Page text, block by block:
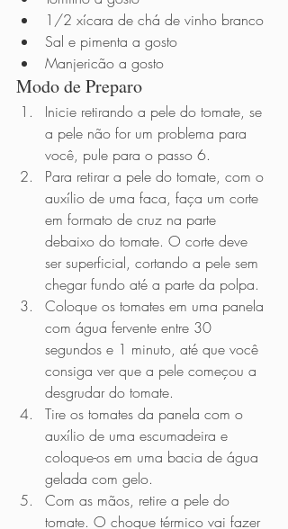
1/2 xícara de chá de vinho branco
Sal e pimenta a gosto
Manjericão a gosto
Modo de Preparo
Inicie retirando a pele do tomate, se
a pele não for um problema para
você, pule para o passo 6.
Para retirar a pele do tomate, com o
auxílio de uma faca, faça um corte
em formato de cruz na parte
debaixo do tomate. O corte deve
ser superficial, cortando a pele sem
chegar fundo até a parte da polpa.
Coloque os tomates em uma panela
com água fervente entre 30
segundos e 1 minuto, até que você
consiga ver que a pele começou a
desgrudar do tomate.
Tire os tomates da panela com o
auxílio de uma escumadeira e
coloque-os em uma bacia de água
gelada com gelo.
Com as mãos, retire a pele do
tomate. O choque térmico vai fazer